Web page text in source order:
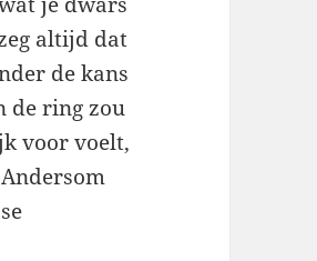
altijd dat
de kans
de ring zou
voor voelt,